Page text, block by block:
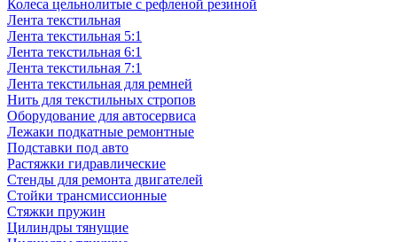
Колеса цельнолитые с рефленой резиной
Лента текстильная
Лента текстильная 5:1
Лента текстильная 6:1
Лента текстильная 7:1
Лента текстильная для ремней
Нить для текстильных стропов
Оборудование для автосервиса
Лежаки подкатные ремонтные
Подставки под авто
Растяжки гидравлические
Стенды для ремонта двигателей
Стойки трансмиссионные
Стяжки пружин
Цилиндры тянущие